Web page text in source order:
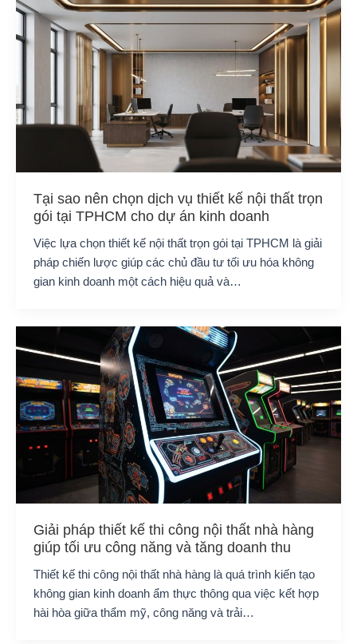
Tại sao nên chọn dịch vụ thiết kế nội thất trọn
gói tại TPHCM cho dự án kinh doanh
Việc lựa chọn thiết kế nội thất trọn gói tại TPHCM là giải
pháp chiến lược giúp các chủ đầu tư tối ưu hóa không
gian kinh doanh một cách hiệu quả và…
Giải pháp thiết kế thi công nội thất nhà hàng
giúp tối ưu công năng và tăng doanh thu
Thiết kế thi công nội thất nhà hàng là quá trình kiến tạo
không gian kinh doanh ẩm thực thông qua việc kết hợp
hài hòa giữa thẩm mỹ, công năng và trải…